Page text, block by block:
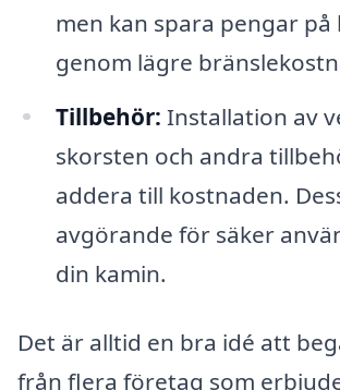
men kan spara pengar på
genom lägre
Tillbehör: Installation av
skorsten och andra
addera till kostnaden.
avgörande för säker
din kamin.
Det är alltid en bra idé att
från flera företag som